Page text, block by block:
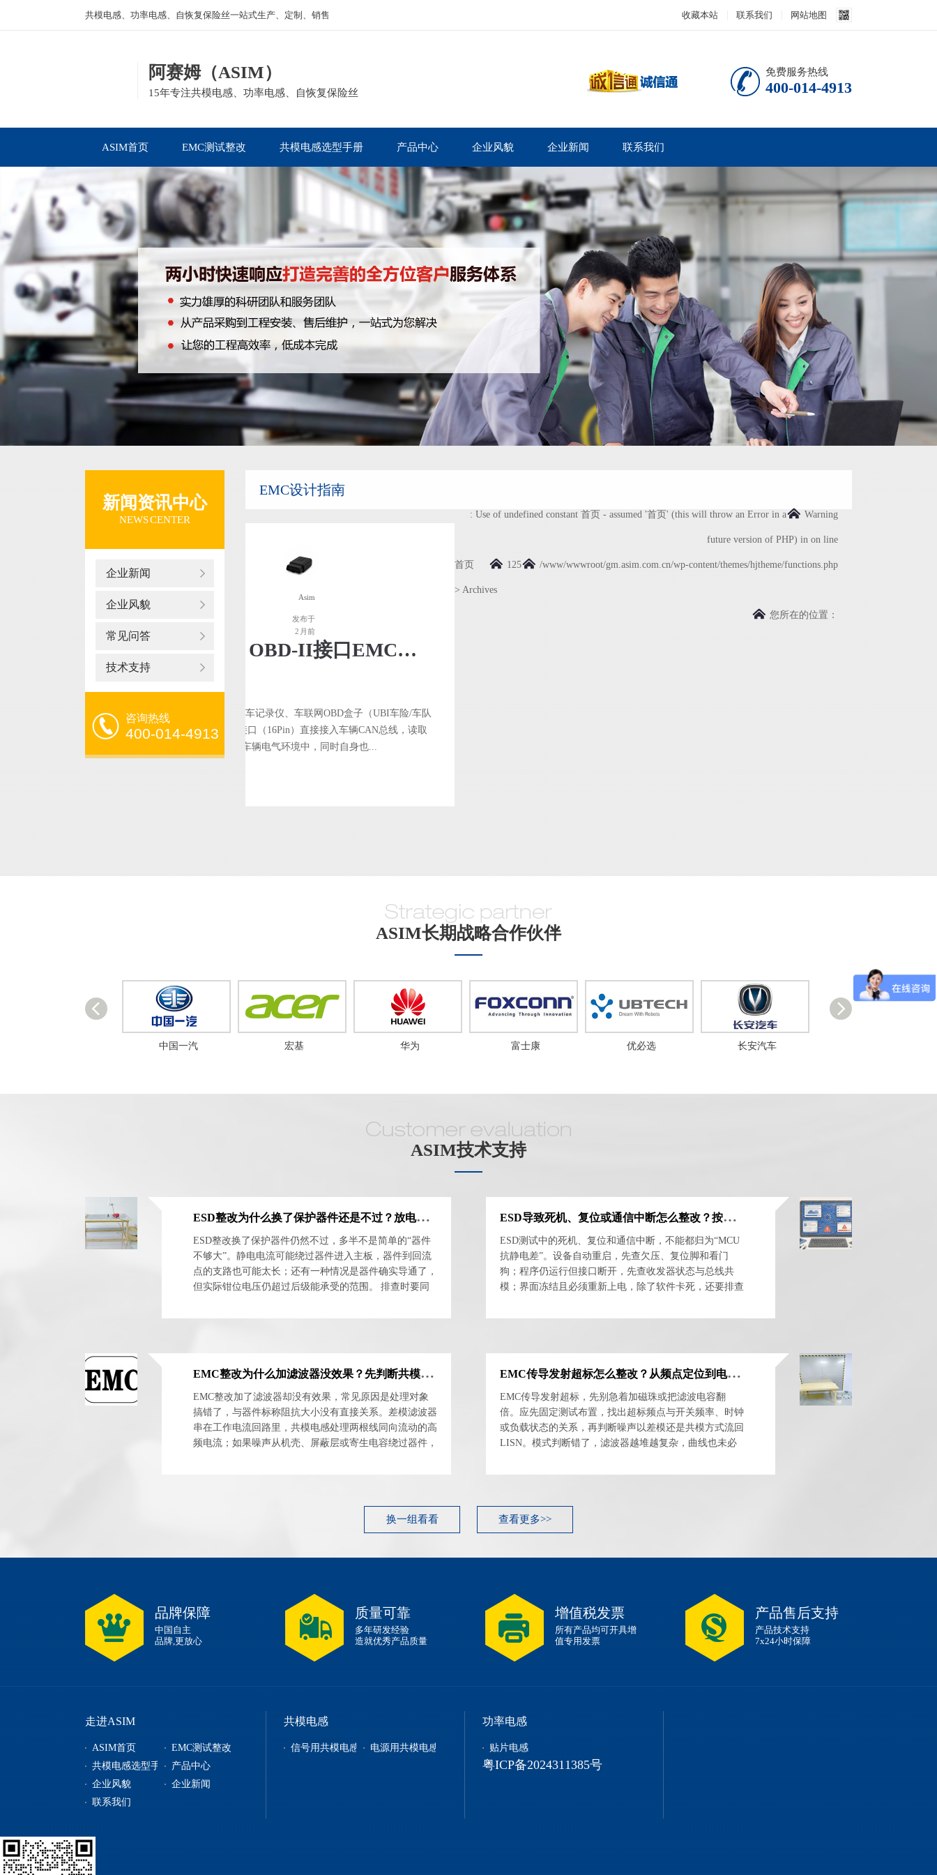
共模电感、功率电感、自恢复保险丝一站式生产、定制、销售 收藏本站 联系我们 网站地图
阿赛姆（ASIM）
15年专注共模电感、功率电感、自恢复保险丝
免费服务热线
400-014-4913
ASIM首页 EMC测试整改 共模电感选型手册 产品中心 企业风貌 企业新闻 联系我们
新闻资讯中心
NEWS CENTER
企业新闻
企业风貌
常见问答
技术支持
咨询热线
400-014-4913
EMC设计指南
Warning
: Use of undefined constant 首页 - assumed '首页' (this will throw an Error in a
future version of PHP) in
/www/wwwroot/gm.asim.com.cn/wp-content/themes/hjtheme/functions.php
on line
125
首页
> Archives
您所在的位置：
Asim
发布于
2 月前
车载OBD诊断设备共模电感选型：OBD-II接口EMC设计指南
Board Diagnostics）设备覆盖汽车故障诊断仪、OBD行车记录仪、车联网OBD盒子（UBI车险/车队
，国内年出货量数千万台。OBD设备通过车辆OBD-II接口（16Pin）直接接入车辆CAN总线，读取
/车身各ECU数据。OBD设备插在仪表盘下方，长期处于车辆电气环境中，同时自身也...
ASIM长期战略合作伙伴
中国一汽 宏基 华为 富士康 优必选 长安汽车
ASIM技术支持
E
SD整改为什么换了保护器件还是不过？放电路径、接地与器件位置排查
ESD整改换了保护器件仍然不过，多半不是简单的“器件
不够大”。静电电流可能绕过器件进入主板，器件到回流
点的支路也可能太长；还有一种情况是器件确实导通了，
但实际钳位电压仍超过后级能承受的范围。 排查时要同
E
SD导致死机、复位或通信中断怎么整改？按故障现象定位敏感点
ESD测试中的死机、复位和通信中断，不能都归为“MCU
抗静电差”。设备自动重启，先查欠压、复位脚和看门
狗；程序仍运行但接口断开，先查收发器状态与总线共
模；界面冻结且必须重新上电，除了软件卡死，还要排查
件...
E
MC整改为什么加滤波器没效果？先判断共模与差模噪声
EMC整改加了滤波器却没有效果，常见原因是处理对象
搞错了，与器件标称阻抗大小没有直接关系。差模滤波器
串在工作电流回路里，共模电感处理两根线同向流动的高
频电流；如果噪声从机壳、屏蔽层或寄生电容绕过器件，
E
MC传导发射超标怎么整改？从频点定位到电源滤波的排查方法
EMC传导发射超标，先别急着加磁珠或把滤波电容翻
倍。应先固定测试布置，找出超标频点与开关频率、时钟
或负载状态的关系，再判断噪声以差模还是共模方式流回
LISN。模式判断错了，滤波器越堆越复杂，曲线也未必
换一组看看 查看更多>>
品牌保障
中国自主
品牌,更放心
质量可靠
多年研发经验
造就优秀产品质量
增值税发票
所有产品均可开具增
值专用发票
产品售后支持
产品技术支持
7x24小时保障
走进ASIM
ASIM首页
EMC测试整改
共模电感选型手册 产品中心
信号用共模电感
企业风貌
企业新闻
联系我们
共模电感
信号用共模电感 电源用共模电感
功率电感
贴片电感
粤ICP备2024311385号